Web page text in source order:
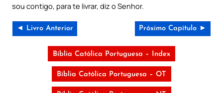
sou contigo, para te livrar, diz o Senhor.
◄ Livro Anterior Próximo Capítulo ►
Bíblia Católica Portuguesa – Index
Bíblia Católica Portuguesa – OT